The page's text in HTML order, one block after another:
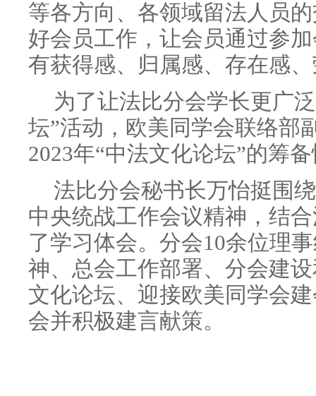
等各方向、各领域留法人员
好会员工作，让会员通过参
有获得感、归属感、存在感
为了让法比分会学长更广
坛”活动，欧美同学会联络部
2023年“中法文化论坛”的筹
法比分会秘书长万怡挺围
中央统战工作会议精神，结
了学习体会。分会10余位理
神、总会工作部署、分会建
文化论坛、迎接欧美同学会
会并积极建言献策。